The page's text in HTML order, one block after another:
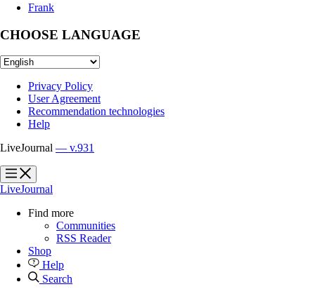
Frank
CHOOSE LANGUAGE
Privacy Policy
User Agreement
Recommendation technologies
Help
LiveJournal — v.931
?
?
LiveJournal
Find more
Communities
RSS Reader
Shop
Help
Search